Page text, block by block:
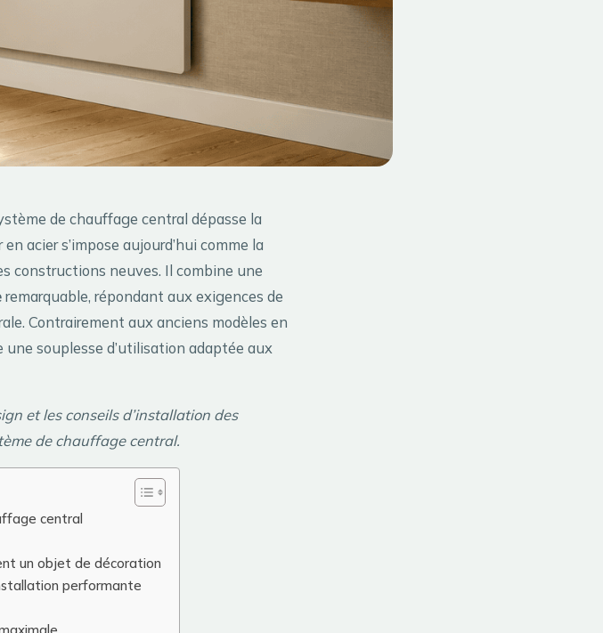
de chauffage central dépasse la
acier s’impose aujourd’hui comme la
constructions neuves. Il combine une
remarquable, répondant aux exigences de
Contrairement aux anciens modèles en
souplesse d’utilisation adaptée aux
et les conseils d’installation des
de chauffage central.
central
un objet de décoration
performante